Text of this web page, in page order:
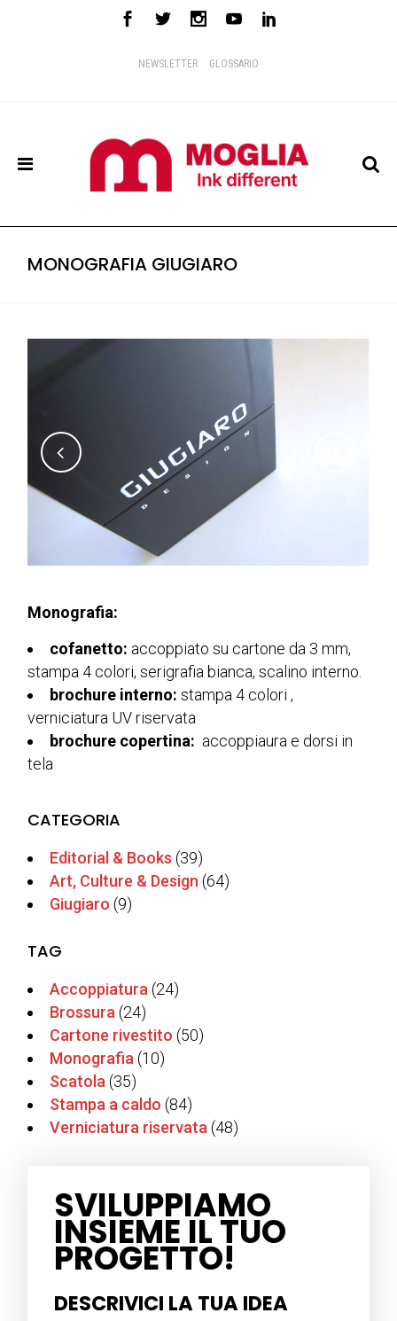
NEWSLETTER GLOSSARIO
MONOGRAFIA GIUGIARO
Monografia:
cofanetto: accoppiato su cartone da 3 mm,
stampa 4 colori, serigrafia bianca, scalino interno.
brochure interno: stampa 4 colori ,
verniciatura UV riservata
brochure copertina: accoppiaura e dorsi in
tela
CATEGORIA
Editorial & Books (39)
Art, Culture & Design (64)
Giugiaro (9)
TAG
Accoppiatura (24)
Brossura (24)
Cartone rivestito (50)
Monografia (10)
Scatola (35)
Stampa a caldo (84)
Verniciatura riservata (48)
SVILUPPIAMO
INSIEME IL TUO
PROGETTO!
DESCRIVICI LA TUA IDEA